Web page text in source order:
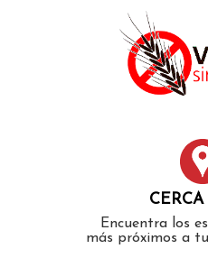
Encuentra los
más próximos a
authorized to show the cookie
ID 546ddaab-b478-4440-aa8a-
the domain group in the